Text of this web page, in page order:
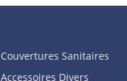
Couvertures Sanitaires
Accessoires Divers